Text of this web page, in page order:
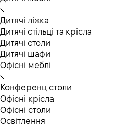
Дитячі ліжка
Дитячі стільці та крісла
Дитячі столи
Дитячі шафи
Офісні меблі
Конференц столи
Офісні крісла
Офісні столи
Освітлення